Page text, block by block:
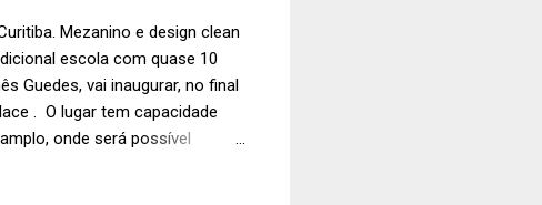
Mezanino e design clean
escola com quase 10
Guedes, vai inaugurar, no final
. O lugar tem capacidade
onde será possível